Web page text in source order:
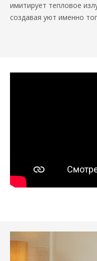
имитирует тепловое
создавая уют именно